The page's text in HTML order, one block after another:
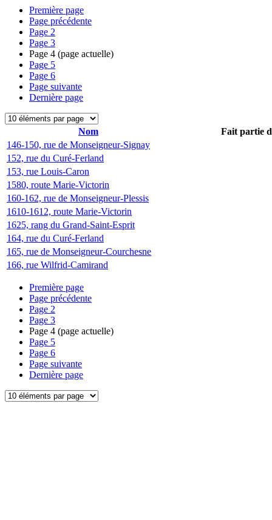
Première page
Page précédente
Page 2
Page 3
Page 4 (page actuelle)
Page 5
Page 6
Page suivante
Dernière page
Nom
Fait partie
146-150, rue de Monseigneur-Signay
152, rue du Curé-Ferland
153, rue Louis-Caron
1580, route Marie-Victorin
160-162, rue de Monseigneur-Plessis
1610-1612, route Marie-Victorin
1625, rang du Grand-Saint-Esprit
164, rue du Curé-Ferland
165, rue de Monseigneur-Courchesne
166, rue Wilfrid-Camirand
Première page
Page précédente
Page 2
Page 3
Page 4 (page actuelle)
Page 5
Page 6
Page suivante
Dernière page